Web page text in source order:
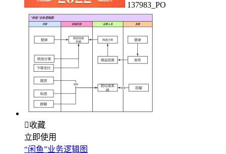
137983_PO
收藏
立即使用
“闲鱼”业务逻辑图